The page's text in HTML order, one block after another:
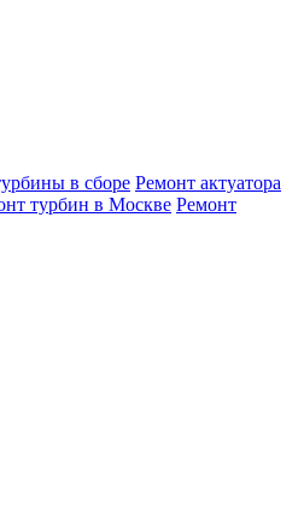
в сборе Ремонт актуатора
турбин в Москве Ремонт